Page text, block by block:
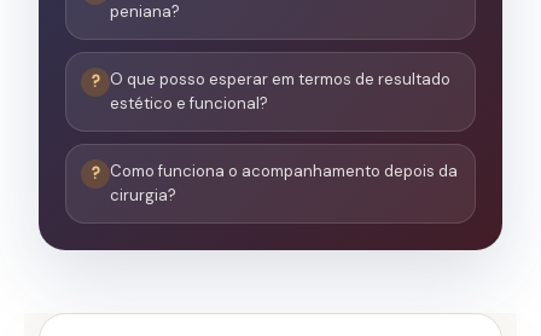
peniana?
O que posso esperar em termos de resultado
estético e funcional?
Como funciona o acompanhamento depois da
cirurgia?